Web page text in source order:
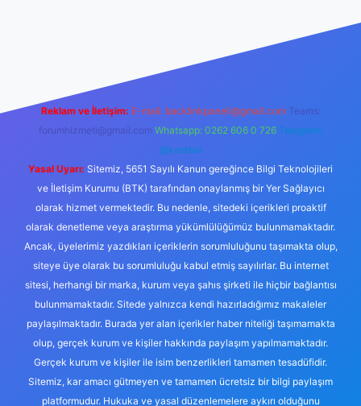
Reklam ve İletişim: E-mail: backlinkpaneli@gmail.com Teams:
forumhizmeti@gmail.com Whatsapp: 0262 606 0 726 Telegram:
@karabul
Yasal Uyarı: Sitemiz, 5651 Sayılı Kanun gereğince Bilgi Teknolojileri
ve İletişim Kurumu (BTK) tarafından onaylanmış bir Yer Sağlayıcı
olarak hizmet vermektedir. Bu nedenle, sitedeki içerikleri proaktif
olarak denetleme veya araştırma yükümlülüğümüz bulunmamaktadır.
Ancak, üyelerimiz yazdıkları içeriklerin sorumluluğunu taşımakta olup,
siteye üye olarak bu sorumluluğu kabul etmiş sayılırlar. Bu internet
sitesi, herhangi bir marka, kurum veya şahıs şirketi ile hiçbir bağlantısı
bulunmamaktadır. Sitede yalnızca kendi hazırladığımız makaleler
paylaşılmaktadır. Burada yer alan içerikler haber niteliği taşımamakta
olup, gerçek kurum ve kişiler hakkında paylaşım yapılmamaktadır.
Gerçek kurum ve kişiler ile isim benzerlikleri tamamen tesadüfidir.
Sitemiz, kar amacı gütmeyen ve tamamen ücretsiz bir bilgi paylaşım
platformudur. Hukuka ve yasal düzenlemelere aykırı olduğunu